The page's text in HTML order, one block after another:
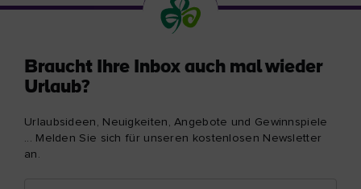
Braucht Ihre Inbox auch mal wieder
Urlaub?
Urlaubsideen, Neuigkeiten, Angebote und Gewinnspiele
... Melden Sie sich für unseren kostenlosen Newsletter
an.